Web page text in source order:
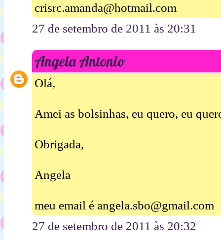
crisrc.amanda@hotmail.com
27 de setembro de 2011 às 20:31
Angela Antonio
Olá,
Amei as bolsinhas, eu quero, eu
Obrigada,
Angela
meu email é angela.sbo@gmail.com
27 de setembro de 2011 às 20:32